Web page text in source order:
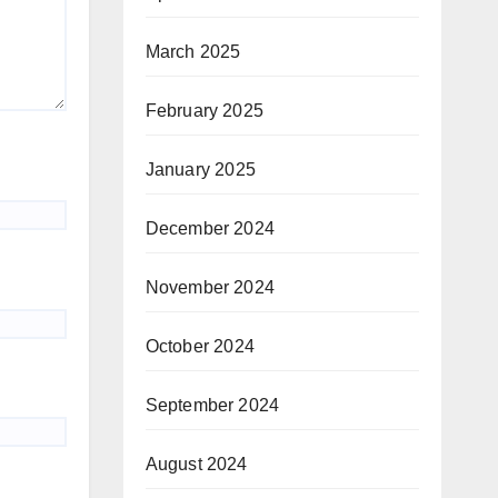
March 2025
February 2025
January 2025
December 2024
November 2024
October 2024
September 2024
August 2024